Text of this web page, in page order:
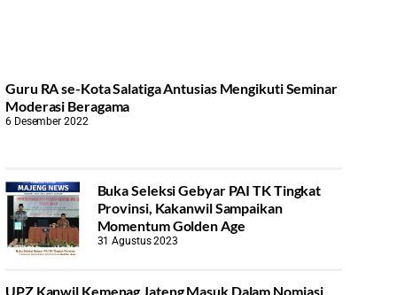
Guru RA se-Kota Salatiga Antusias Mengikuti Seminar
Moderasi Beragama
6 Desember 2022
Buka Seleksi Gebyar PAI TK Tingkat
Provinsi, Kakanwil Sampaikan
Momentum Golden Age
31 Agustus 2023
UPZ Kanwil Kemenag Jateng Masuk Dalam Nomiasi